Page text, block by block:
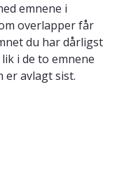
emnene i
overlapper får
du har dårligst
i de to emnene
er avlagt sist.